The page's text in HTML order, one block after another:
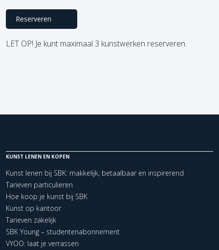
Reserveren
LET OP! Je kunt maximaal 3 kunstwerken reserveren.
KUNST LENEN EN KOPEN
Kunst lenen bij SBK: makkelijk, betaalbaar en inspirerend
Tarieven particulieren
Hoe koop je kunst bij SBK
Kunst op kantoor
Tarieven zakelijk
SBK Young – studentenabonnement
VYOO: laat je verrassen